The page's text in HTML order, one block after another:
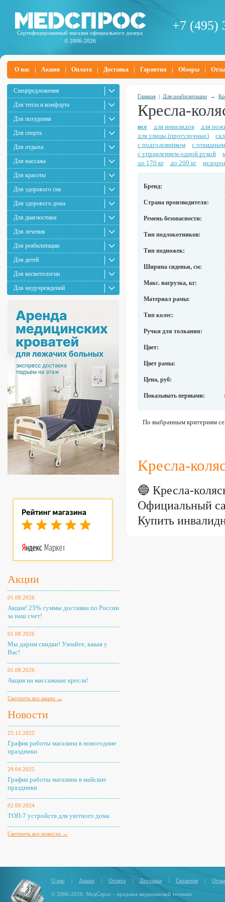
Сертифицированный магазин официального дилера
© 2006-2026
+7 (495)
О нас Акции Оплата Доставка Гарантия Обзоры
Спецпредложения
Для тепла и комфорта
Для похудения
Для спорта
Для отдыха
Для массажа
Для красоты
Для здорового сна
Для здорового дома
Для диагностики
Для лечения
Для реабилитации
Для детей
Для косметологии
Для медучреждений
Акции
01.08.2026
Акция! 25% суммы доставки по России
за наш счет!
01.08.2026
Мы дарим скидки! Узнайте, какая у
Вас!
01.08.2026
Акция на массажные кресла!
Смотреть все акции →
Новости
25.12.2025
График работы магазина в новогодние
праздники
29.04.2025
График работы магазина в майские
праздники
02.09.2024
ТОП-7 устройств для уютного дома
Смотреть все новости →
Главная | Для реабилитации →
Кресла-
все для инвалидов
для
для улицы (прогулочные)
с подголовником
с
с управлением одной рукой
до 170 кг
до 200 кг
Бренд:
Страна производителя:
Ремень безопасности:
Тип подлокотников:
Тип подножек:
Ширина сиденья, см:
Макс. нагрузка, кг:
Материал рамы:
Тип колес:
Ручки для толкания:
Цвет:
Цвет рамы:
Цена, руб:
Показывать первыми:
По выбранным критериям
Кресла-
🔵 Кресла-
Официальный
Купить
О нас | Акции | Оплата | Доставка | Гарантия |
© 2006-2026. МедСпрос - продажа медицинской техники